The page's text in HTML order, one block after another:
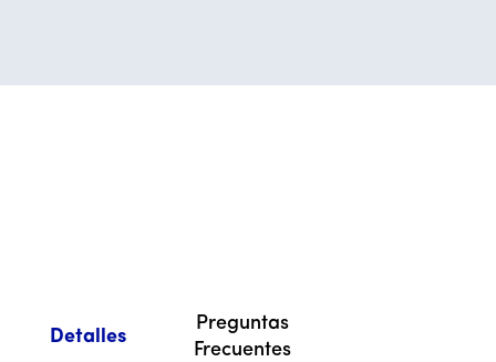
Detalles
Preguntas
Frecuentes